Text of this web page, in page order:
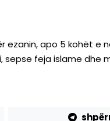
apo 5 kohët e
feja islame dhe